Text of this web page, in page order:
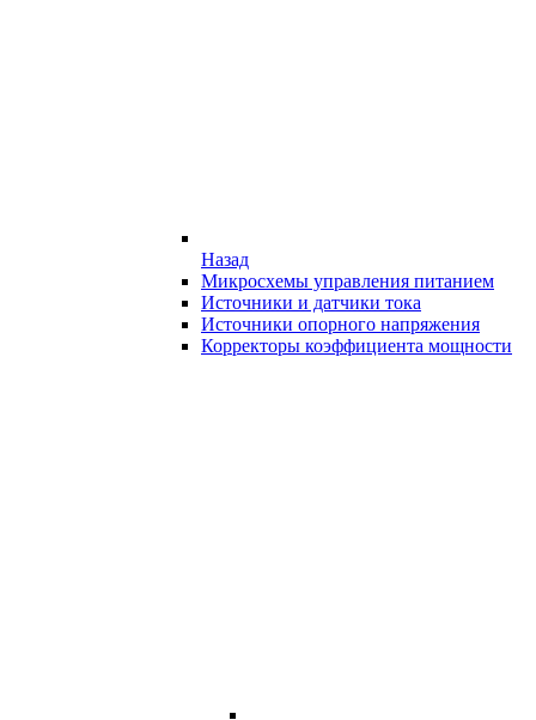
Назад
Микросхемы управления питанием
Источники и датчики тока
Источники опорного напряжения
Корректоры коэффициента мощности